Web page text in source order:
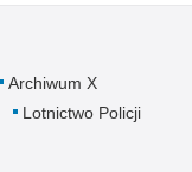
Archiwum X
Lotnictwo Policji